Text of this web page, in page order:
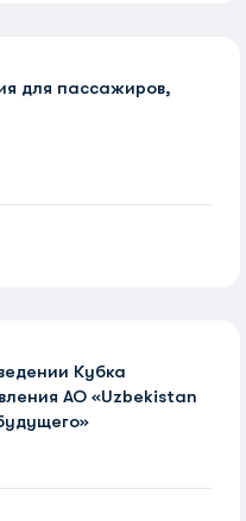
для пассажиров,
Кубка
АО «Uzbekistan